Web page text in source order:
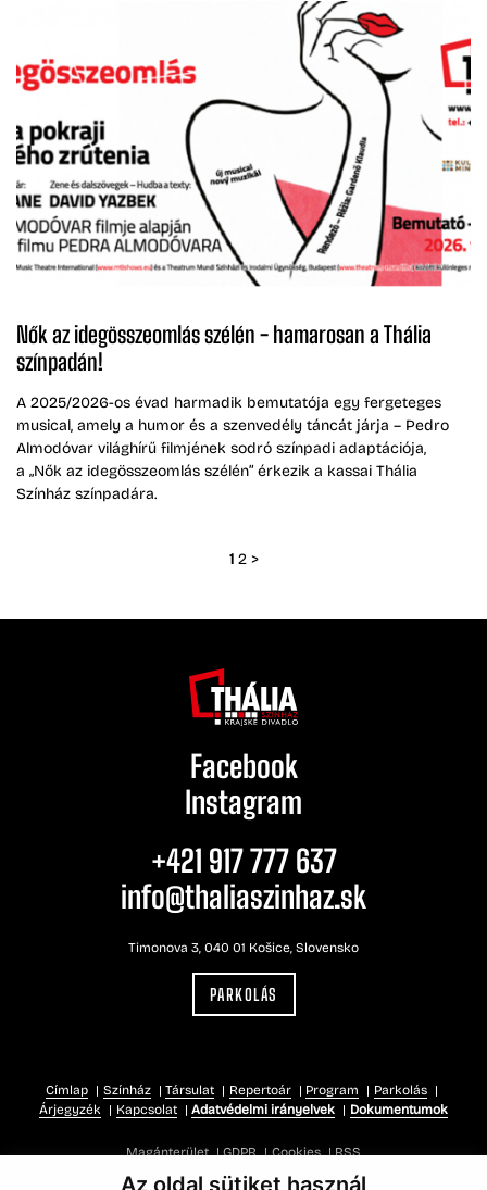
Az oldal sütiket használ
Nők az idegösszeomlás szélén - hamarosan a Thália
színpadán!
A 2025/2026-os évad harmadik bemutatója egy fergeteges
musical, amely a humor és a szenvedély táncát járja – Pedro
Almodóvar világhírű filmjének sodró színpadi adaptációja,
a „Nők az idegösszeomlás szélén” érkezik a kassai Thália
Színház színpadára.
1 2 >
Facebook
Instagram
+421 917 777 637
info@thaliaszinhaz.sk
Timonova 3, 040 01 Košice, Slovensko
PARKOLÁS
Címlap Színház Társulat Repertoár Program
Parkolás
Árjegyzék
Kapcsolat Adatvédelmi irányelvek Dokumentumok
Magánterület GDPR Cookies RSS